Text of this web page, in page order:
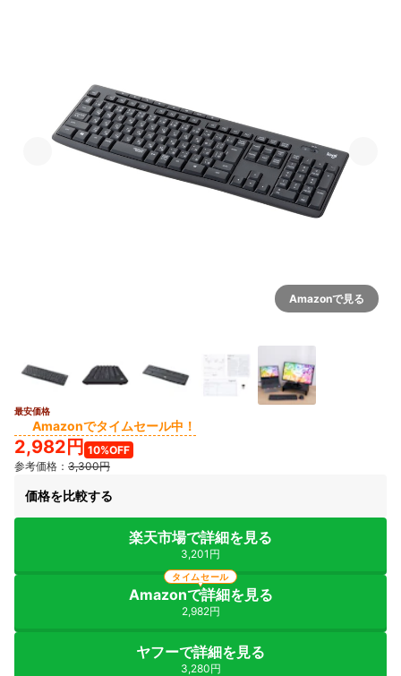
Amazonで見る
最安価格
Amazonでタイムセール中！
2,982円 10%OFF
参考価格： 3,300円
価格を比較する
楽天市場で詳細を見る
3,201円
Amazonで詳細を見る
2,982円
タイムセール
ヤフーで詳細を見る
3,280円